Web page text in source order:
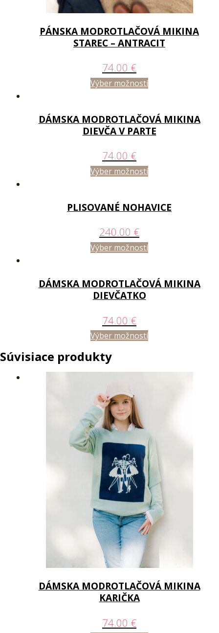
PÁNSKA MODROTLAČOVÁ MIKINA
STAREC – ANTRACIT
74.00 €
Výber možností
DÁMSKA MODROTLAČOVÁ MIKINA
DIEVČA V PARTE
74.00 €
Výber možností
PLISOVANÉ NOHAVICE
240.00 €
Výber možností
DÁMSKA MODROTLAČOVÁ MIKINA
DIEVČATKO
74.00 €
Výber možností
Súvisiace produkty
DÁMSKA MODROTLAČOVÁ MIKINA
KARIČKA
74.00 €